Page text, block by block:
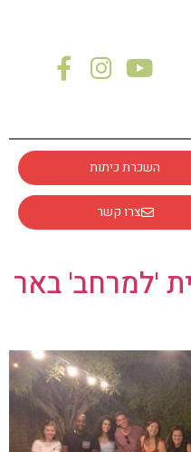
השכרת כיתות
צרו קשר
'למרחב' באר